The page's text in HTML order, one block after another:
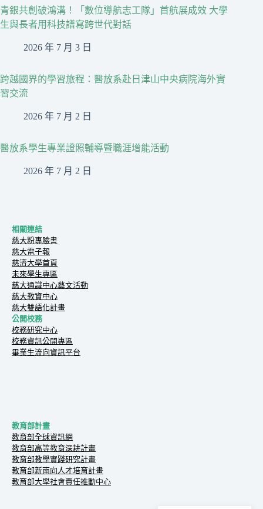
青銀共創破鴻溝！「數位導航志工隊」首航展成效 大學
生與長者用科技譜寫跨世代對話
2026 年 7 月 3 日
跨越國界的學習旅程：醫放系赴日津山中央病院海外實
習交流
2026 年 7 月 2 日
醫放系學生專業證照輔導暨職涯增能活動
2026 年 7 月 2 日
相關連結
慈大粉專臉書
慈大電子報
慈濟大學首頁
未來學生專區
慈大通識中心藝文活動
慈大教資中心
慈大雙語化計畫
公開校務
校務研究中心
校務資訊公開專區
畢業生流向資訊平台
教育部計畫
教育部全球資訊網
教育部高等教育深耕計畫
教育部教學實踐研究計畫
教育部新南向人才培育計畫
教育部大學社會責任推動中心